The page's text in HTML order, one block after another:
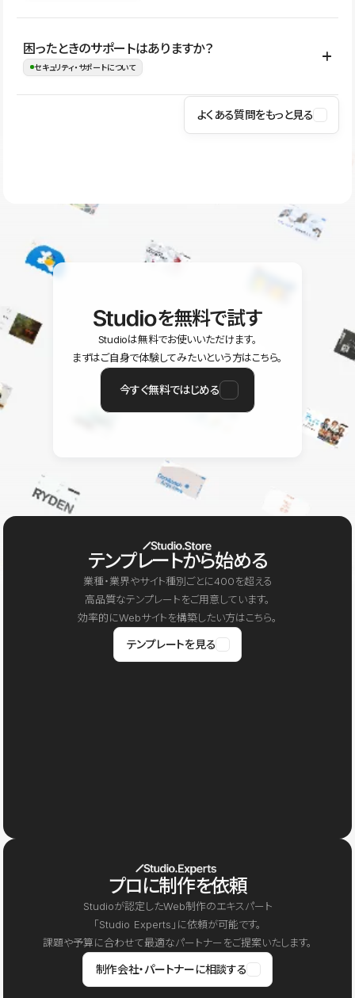
ながらレイアウトに影響を与えずに更新作業を進めやすくなりま
す。
Studioでは、公開サイトやサービスを安全に利用できるよう、通信
の暗号化、データ保護、アクセス管理、脆弱性対策など、複数の観
はSSL/TLSによる通信暗号化に対応しており、悪質なスクリプトの
困ったときのサポートはありますか？
セキュリティ・サポートについて
操作方法や機能については、ヘルプセンターでご確認いただけま
ユーザー同士で質問・相談できるコミュニティもご利用ください。
よくある質問をもっと見る
を無料で試す
Studioは無料でお使いいただけます。
まずはご自身で体験してみたいという方はこちら。
今すぐ無料ではじめる
テンプレートから始める
業種・業界やサイト種別ごとに400を超える
高品質なテンプレートをご用意しています。
効率的にWebサイトを構築したい方はこちら。
テンプレートを見る
プロに制作を依頼
Studioが認定したWeb制作のエキスパート
「Studio Experts」に依頼が可能です。
課題や予算に合わせて最適なパートナーをご提案いたします。
制作会社・パートナーに相談する